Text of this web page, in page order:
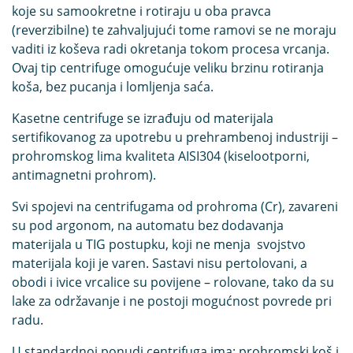
koje su samookretne i rotiraju u oba pravca
(reverzibilne) te zahvaljujući tome ramovi se ne moraju
vaditi iz koševa radi okretanja tokom procesa vrcanja.
Ovaj tip centrifuge omogućuje veliku brzinu rotiranja
koša, bez pucanja i lomljenja saća.
Kasetne centrifuge se izrađuju od materijala
sertifikovanog za upotrebu u prehrambenoj industriji –
prohromskog lima kvaliteta AISI304 (kiselootporni,
antimagnetni prohrom).
Svi spojevi na centrifugama od prohroma (Cr), zavareni
su pod argonom, na automatu bez dodavanja
materijala u TIG postupku, koji ne menja svojstvo
materijala koji je varen. Sastavi nisu pertolovani, a
obodi i ivice vrcalice su povijene – rolovane, tako da su
lake za održavanje i ne postoji mogućnost povrede pri
radu.